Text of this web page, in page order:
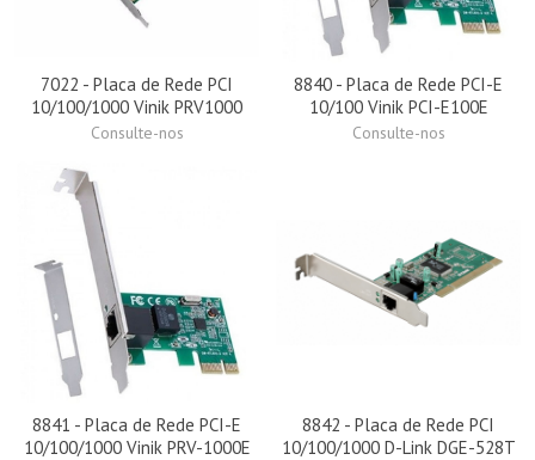
7022 - Placa de Rede PCI
10/100/1000 Vinik PRV1000
Consulte-nos
8840 - Placa de Rede PCI-E
10/100 Vinik PCI-E100E
Consulte-nos
8841 - Placa de Rede PCI-E
10/100/1000 Vinik PRV-1000E
8842 - Placa de Rede PCI
10/100/1000 D-Link DGE-528T